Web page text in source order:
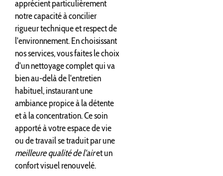
apprécient particulièrement
notre capacité à concilier
rigueur technique et respect de
l'environnement. En choisissant
nos services, vous faites le choix
d'un nettoyage complet qui va
bien au-delà de l'entretien
habituel, instaurant une
ambiance propice à la détente
et à la concentration. Ce soin
apporté à votre espace de vie
ou de travail se traduit par une
meilleure qualité de l'airet un
confort visuel renouvelé.